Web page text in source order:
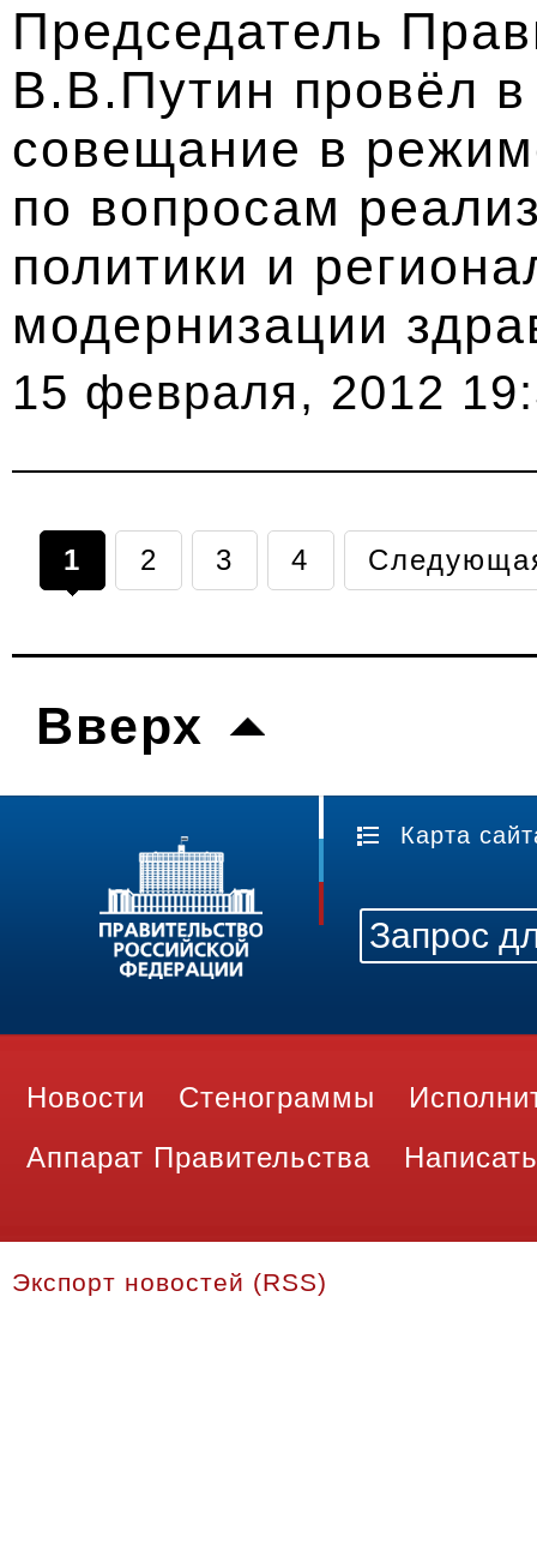
Председатель
В.В.Путин провёл
совещание в
по вопросам
политики и
модернизации
15 февраля, 2012
1 2 3 4
Вверх
Карта
Новости Стенограммы
Аппарат Правительства
Экспорт новостей (RSS)